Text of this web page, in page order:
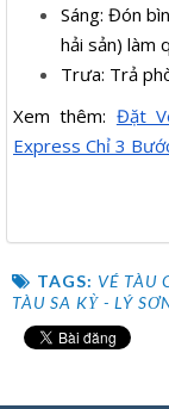
Sáng: Đón
hải sản) làm
Trưa: Trả
Xem thêm: Đặt
Express Chỉ 3
TAGS: VÉ TÀU
TÀU SA KỲ - LÝ